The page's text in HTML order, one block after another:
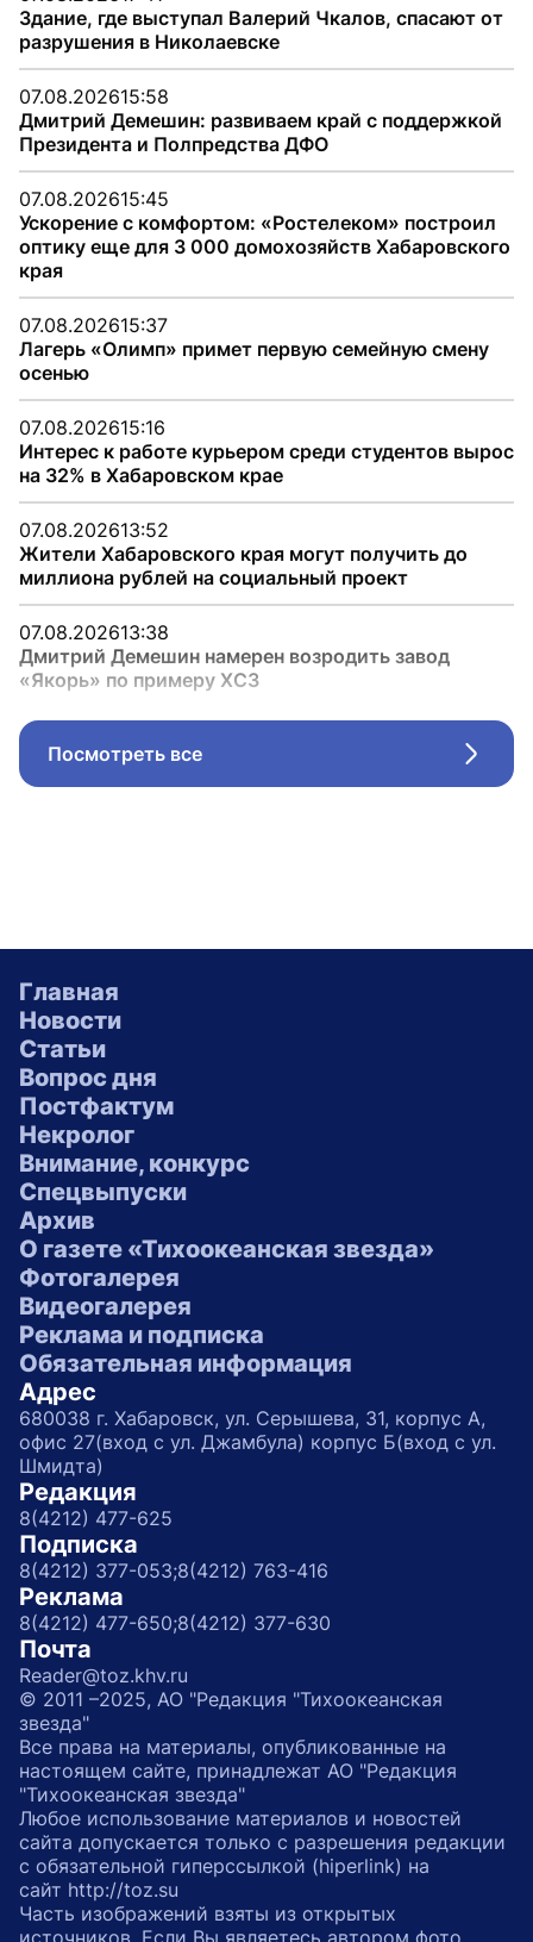
Здание, где выступал Валерий Чкалов, спасают от
разрушения в Николаевске
07.08.202615:58
Дмитрий Демешин: развиваем край с поддержкой
Президента и Полпредства ДФО
07.08.202615:45
Ускорение с комфортом: «Ростелеком» построил
оптику еще для 3 000 домохозяйств Хабаровского
края
07.08.202615:37
Лагерь «Олимп» примет первую семейную смену
осенью
07.08.202615:16
Интерес к работе курьером среди студентов вырос
на 32% в Хабаровском крае
07.08.202613:52
Жители Хабаровского края могут получить до
миллиона рублей на социальный проект
07.08.202613:38
Дмитрий Демешин намерен возродить завод
«Якорь» по примеру ХСЗ
Посмотреть все
Главная
Новости
Статьи
Вопрос дня
Постфактум
Некролог
Внимание, конкурс
Спецвыпуски
Архив
О газете «Тихоокеанская звезда»
Фотогалерея
Видеогалерея
Реклама и подписка
Обязательная информация
Адрес
680038 г. Хабаровск, ул. Серышева, 31, корпус А,
офис 27(вход с ул. Джамбула) корпус Б(вход с ул.
Шмидта)
Редакция
8(4212) 477-625
Подписка
8(4212) 377-053;8(4212) 763-416
Реклама
8(4212) 477-650;8(4212) 377-630
Почта
Reader@toz.khv.ru
© 2011 –2025, АО "Редакция "Тихоокеанская
звезда"
Все права на материалы, опубликованные на
настоящем сайте, принадлежат АО "Редакция
"Тихоокеанская звезда"
Любое использование материалов и новостей
сайта допускается только с разрешения редакции
с обязательной гиперссылкой (hiperlink) на
сайт http://toz.su
Часть изображений взяты из открытых
источников. Если Вы являетесь автором фото,